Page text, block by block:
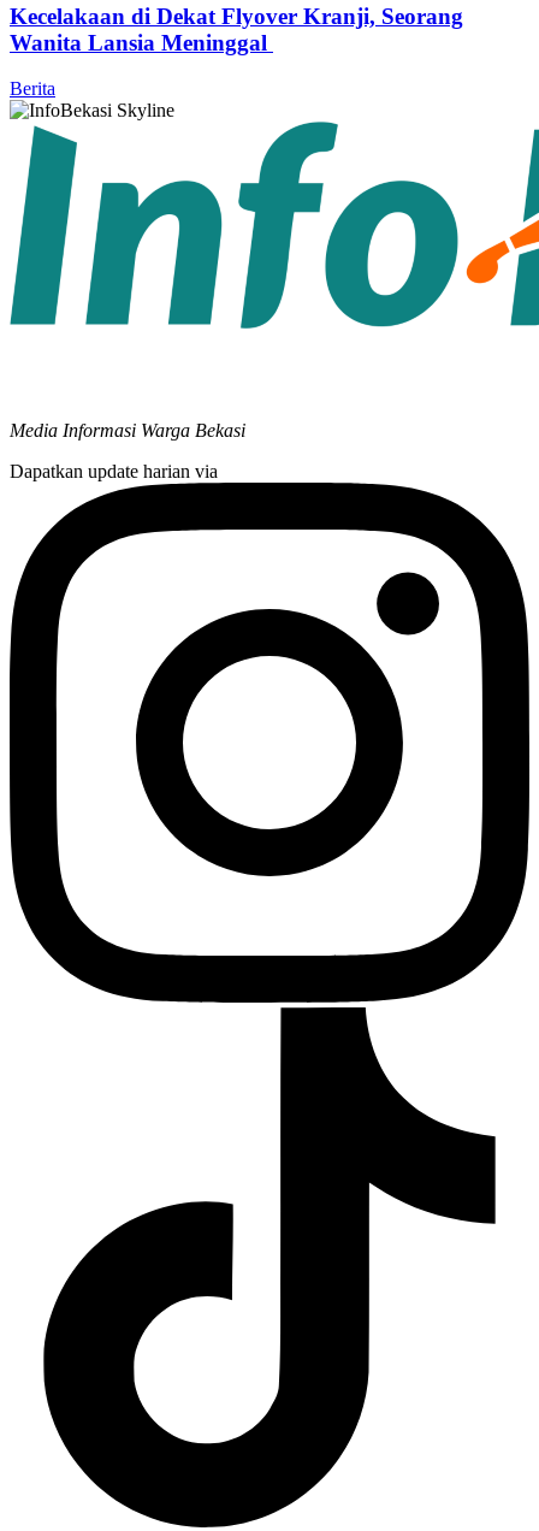
Kecelakaan di Dekat Flyover Kranji, Seorang
Wanita Lansia Meninggal
Berita
Media Informasi Warga Bekasi
Dapatkan update harian via